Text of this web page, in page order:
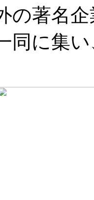
の著名
同に集